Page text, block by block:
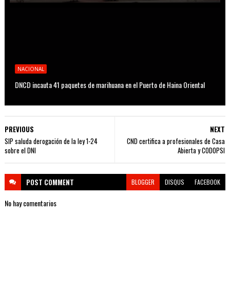
NACIONAL
DNCD incauta 41 paquetes de marihuana en el Puerto de Haina Oriental
NEXT
CND certifica a profesionales de Casa
Abierta y CODOPSI
PREVIOUS
SIP saluda derogación de la ley 1-24
sobre el DNI
POST COMMENT BLOGGER DISQUS FACEBOOK
No hay comentarios